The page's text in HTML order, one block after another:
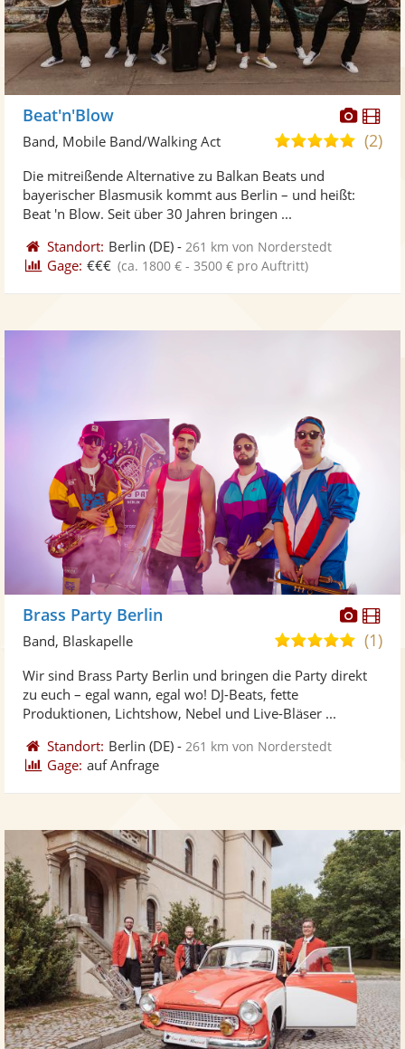
Beat'n'Blow
5,0(2)
Band, Mobile Band/Walking Act
Die mitreißende Alternative zu Balkan Beats und
bayerischer Blasmusik kommt aus Berlin – und heißt:
Beat 'n Blow. Seit über 30 Jahren bringen ...
Standort: Berlin (DE) - 261 km von Norderstedt
Gage: €€€ (ca. 1800 € - 3500 € pro Auftritt)
Fotos
Brass Party Berlin
5,0
5
(1)
Band, Blaskapelle
Wir sind Brass Party Berlin und bringen die Party direkt
zu euch – egal wann, egal wo! DJ-Beats, fette
Produktionen, Lichtshow, Nebel und Live-Bläser ...
Standort: Berlin (DE) - 261 km von Norderstedt
Gage: auf Anfrage